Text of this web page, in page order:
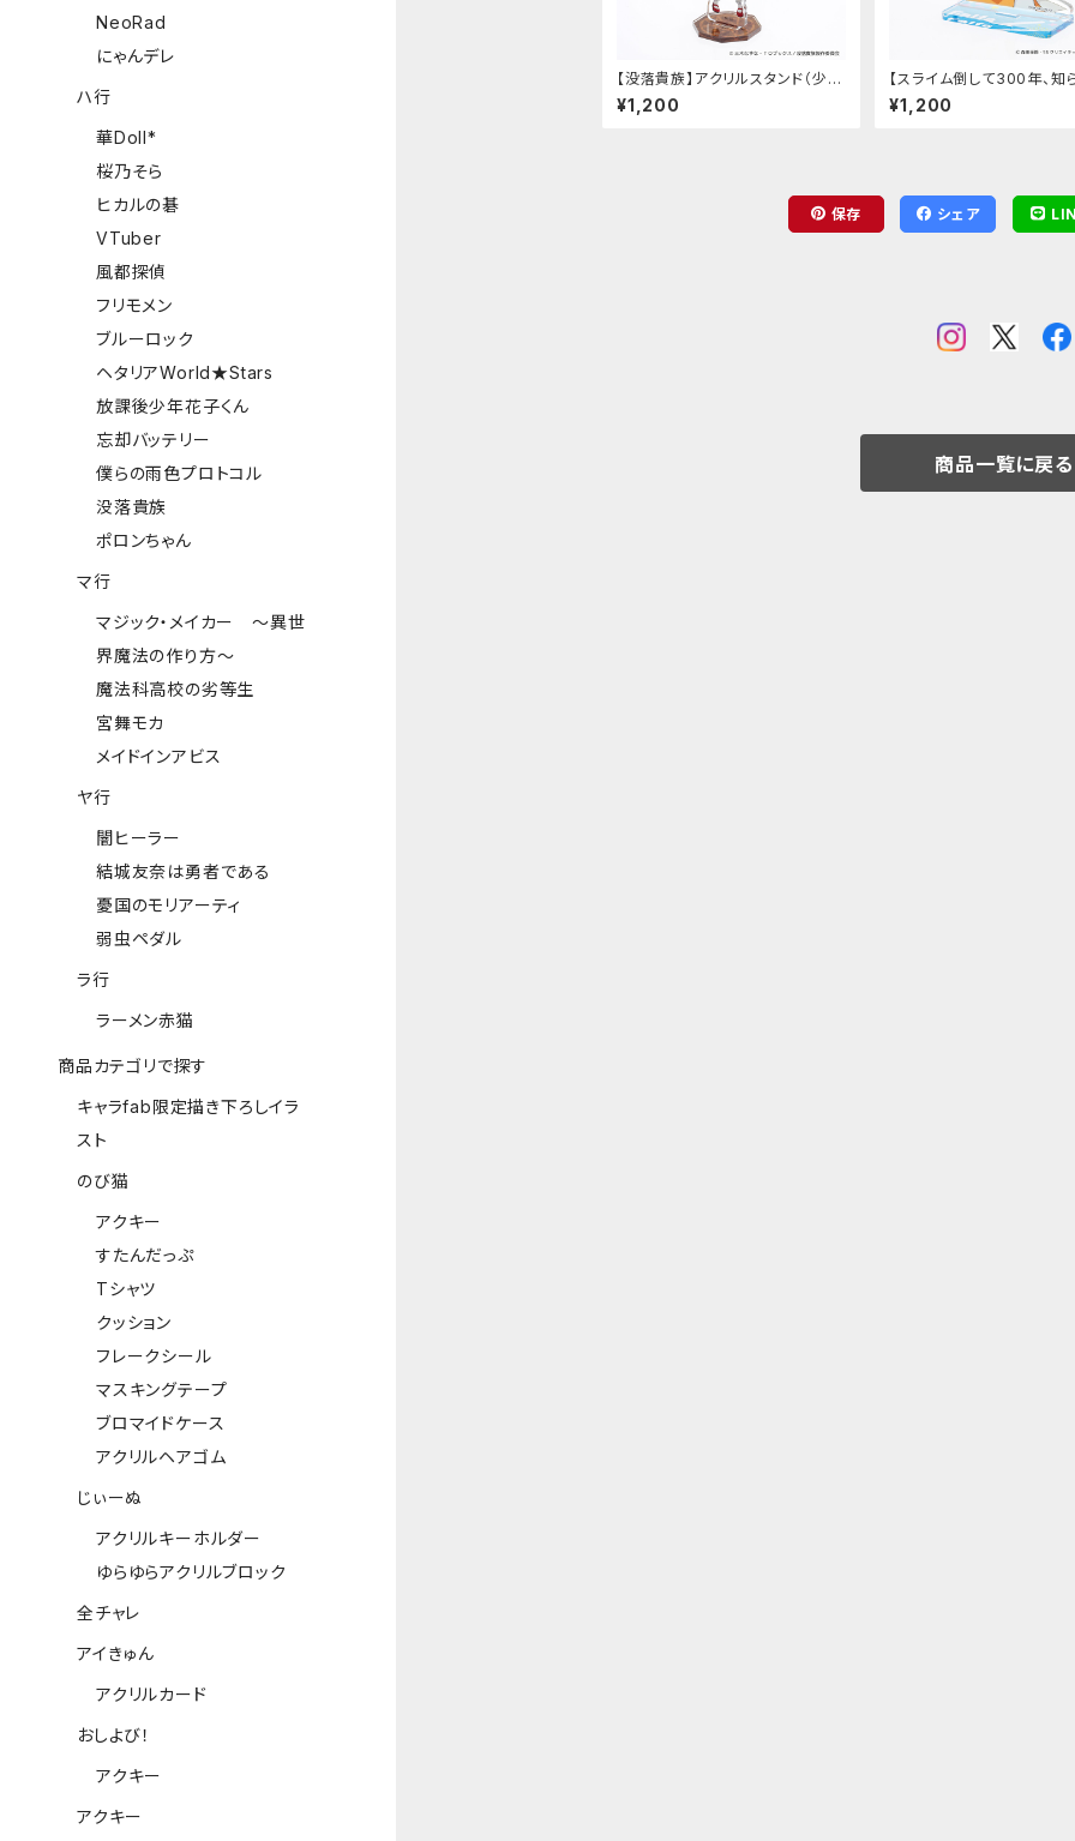
【没落貴族】アクリルスタンド（少女
ラードーン）
¥1,200
【スライム倒して300年、知
うちにレベルMAXになって
～そのに～】アクリルスタン
¥1,200
保存 シェア
商品一覧に戻る
NeoRad
にゃんデレ
ハ行
華Doll*
桜乃そら
ヒカルの碁
VTuber
風都探偵
フリモメン
ブルーロック
ヘタリアWorld★Stars
放課後少年花子くん
忘却バッテリー
僕らの雨色プロトコル
没落貴族
ポロンちゃん
マ行
マジック・メイカー ～異世
界魔法の作り方～
魔法科高校の劣等生
宮舞モカ
メイドインアビス
ヤ行
闇ヒーラー
結城友奈は勇者である
憂国のモリアーティ
弱虫ペダル
ラ行
ラーメン赤猫
商品カテゴリで探す
キャラfab限定描き下ろしイラ
スト
のび猫
アクキー
すたんだっぷ
Tシャツ
クッション
フレークシール
マスキングテープ
ブロマイドケース
アクリルヘアゴム
じぃーぬ
アクリルキーホルダー
ゆらゆらアクリルブロック
全チャレ
アイきゅん
アクリルカード
おしよび！
アクキー
アクキー